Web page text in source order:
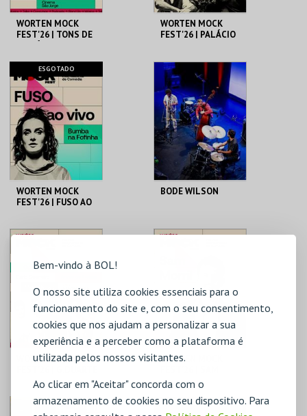
Bem-vindo à BOL!
O nosso site utiliza cookies essenciais para o
funcionamento do site e, com o seu consentimento,
cookies que nos ajudam a personalizar a sua
experiência e a perceber como a plataforma é
utilizada pelos nossos visitantes.
Ao clicar em "Aceitar" concorda com o
armazenamento de cookies no seu dispositivo. Para
WORTEN MOCK
FEST'26 | TONS DE
CINEMA SÃO JORGE .
MAIS INFO
COMPRAR
WORTEN MOCK
FEST'26 | PALÁCIO
CINEMA SÃO JORGE .
MAIS INFO
ESGOTADO
WORTEN MOCK
FEST'26 | FUSO AO
CINEMA SÃO JORGE .
BODE WILSON
CAPITÓLIO.
COMPRAR
WORTEN MOCK
D.GUERREIRO,A.FRE
ITAS, M. NEVES,
M.ROSA
CINEMA SÃO JORGE .
WORTEN MOCK
MORRIL
CINEMA SÃO JORGE .